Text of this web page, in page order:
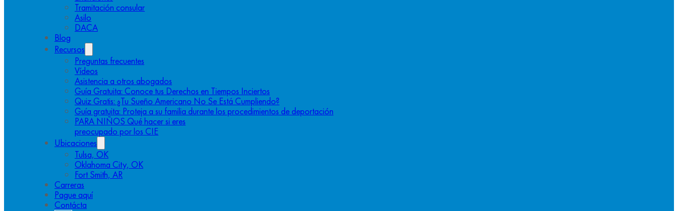
Tramitación consular
Asilo
DACA
Blog
Recursos
Preguntas frecuentes
Vídeos
Asistencia a otros abogados
Guía Gratuita: Conoce tus Derechos en Tiempos Inciertos
Quiz Gratis: ¿Tu Sueño Americano No Se Está Cumpliendo?
Guía gratuita: Proteja a su familia durante los procedimientos de deportación
PARA NIÑOS Qué hacer si eres
preocupado por los CIE
Ubicaciones
Tulsa, OK
Oklahoma City, OK
Fort Smith, AR
Carreras
Pague aquí
Contácta